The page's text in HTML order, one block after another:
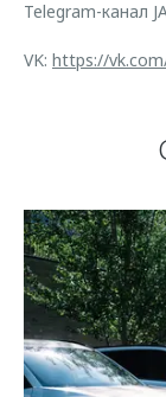
Telegram-канал
VK: https://